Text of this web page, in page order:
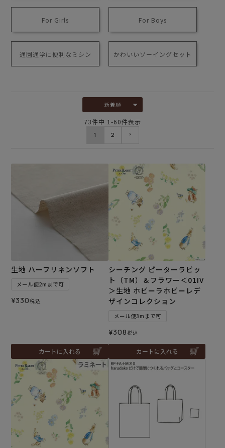
For Girls For Boys
通園通学に便利なミシン かわいいソーイングセット
新着順
73件中 1 -60件表示
1 2
生地 ハーフリネンソフト
メール便2mまで可
¥330税込
カートに入れる
シーチング ピーターラビッ
ト（TM）＆フラワー＜01IV
＞生地 ホビーラホビーレデ
ザインコレクション
メール便3mまで可
¥308税込
カートに入れる